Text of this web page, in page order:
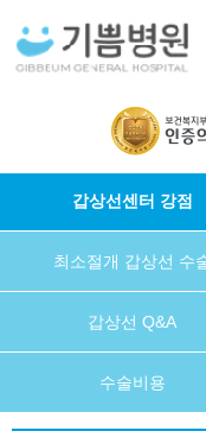
갑상선센터 강점
최소절개 갑상선 수
갑상선 Q&A
수술비용